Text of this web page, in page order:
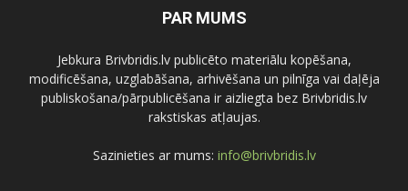
PAR MUMS
Jebkura Brivbridis.lv publicēto materiālu kopēšana,
modificēšana, uzglabāšana, arhivēšana un pilnīga vai daļēja
publiskošana/pārpublicēšana ir aizliegta bez Brivbridis.lv
rakstiskas atļaujas.
Sazinieties ar mums: info@brivbridis.lv